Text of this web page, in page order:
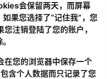
会保留两天，而屏幕
果您选择了“记住我”，您
注销登陆了您的账户，
在您的浏览器中保存一个
含个人数据而只记录了您